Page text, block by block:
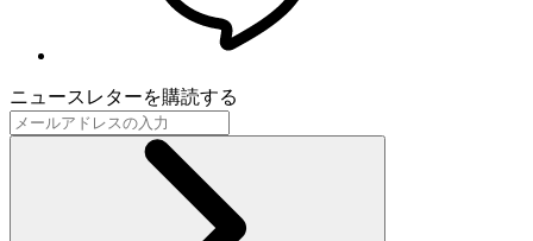
ニュースレターを購読する